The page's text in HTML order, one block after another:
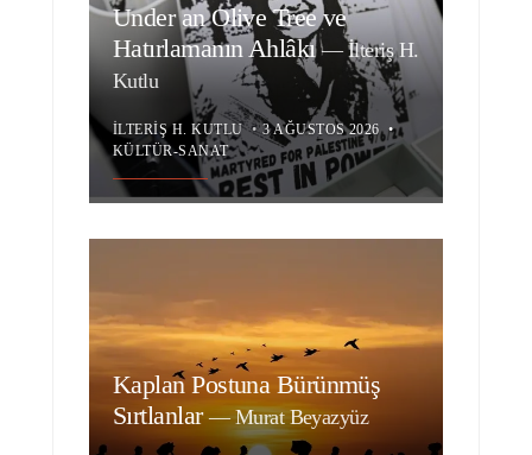
Under an Olive Tree ve
Hatırlamanın Ahlâkı— İlteriş H.
Kutlu
İLTERIŞ H. KUTLU • 3 AĞUSTOS 2026 •
KÜLTÜR-SANAT
Kaplan Postuna Bürünmüş
Sırtlanlar—Murat Beyazyüz